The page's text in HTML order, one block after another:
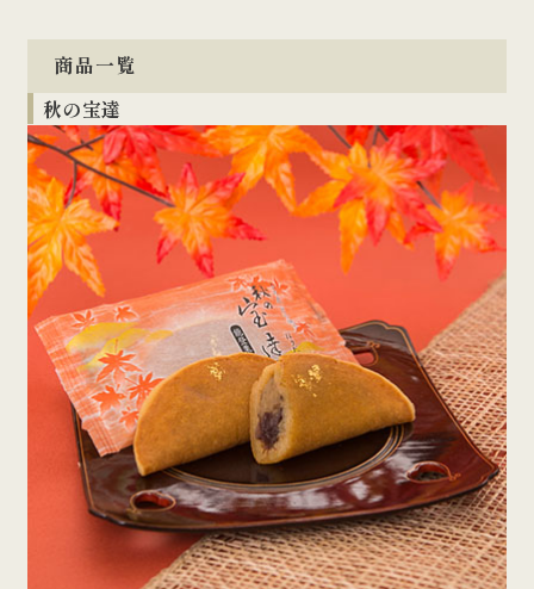
商品一覧
秋の宝達